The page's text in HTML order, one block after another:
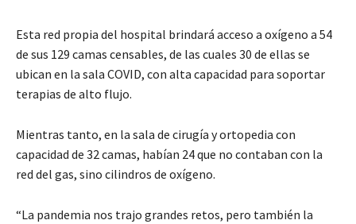
Esta red propia del hospital brindará acceso a oxígeno a 54
de sus 129 camas censables, de las cuales 30 de ellas se
ubican en la sala COVID, con alta capacidad para soportar
terapias de alto flujo.
Mientras tanto, en la sala de cirugía y ortopedia con
capacidad de 32 camas, habían 24 que no contaban con la
red del gas, sino cilindros de oxígeno.
“La pandemia nos trajo grandes retos, pero también la